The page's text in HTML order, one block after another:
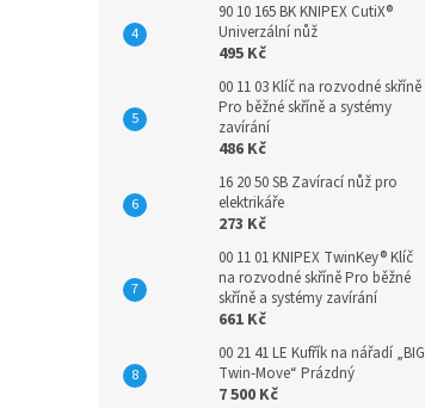
90 10 165 BK KNIPEX CutiX®
Univerzální nůž
495 Kč
00 11 03 Klíč na rozvodné skříně
Pro běžné skříně a systémy
zavírání
486 Kč
16 20 50 SB Zavírací nůž pro
elektrikáře
273 Kč
00 11 01 KNIPEX TwinKey® Klíč
na rozvodné skříně Pro běžné
skříně a systémy zavírání
661 Kč
00 21 41 LE Kufřík na nářadí „BIG
Twin-Move“ Prázdný
7 500 Kč